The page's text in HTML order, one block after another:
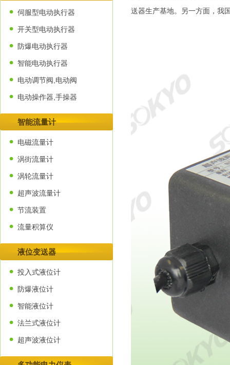
伺服型电动执行器
开关型电动执行器
防爆电动执行器
智能电动执行器
电动调节阀,电动阀
电动操作器,手操器
智能流量计
电磁流量计
涡街流量计
涡轮流量计
超声波流量计
节流装置
流量积算仪
液位变送器
投入式液位计
防爆液位计
智能液位计
法兰式液位计
超声波液位计
送器生产基地。另一方面，我